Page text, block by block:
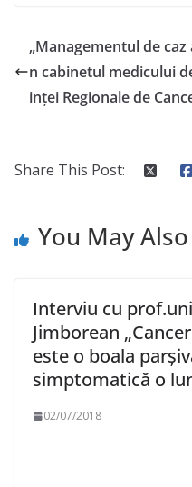
„Managementul de
n cabinetul medicului
inței Regionale de
Share This Post:
You May
Interviu cu
Jimborean
este o boala
simptomatică o
02/07/2018